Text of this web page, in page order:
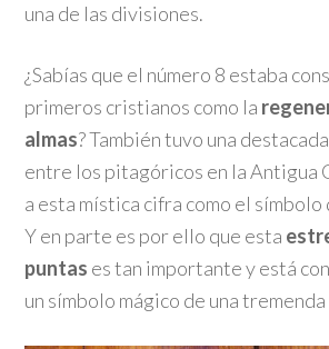
una de las divisiones.
¿Sabías que el número 8 estaba
primeros cristianos como la
almas? También tuvo una
entre los pitagóricos en la Antigua
a esta mística cifra como el
Y en parte es por ello que esta
puntas es tan importante y está
un símbolo mágico de una